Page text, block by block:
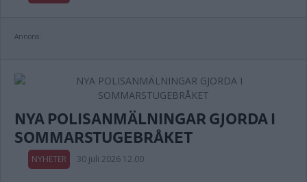
Annons:
NYA POLISANMÄLNINGAR GJORDA I
SOMMARSTUGEBRÅKET
NYHETER 30 juli 2026 12.00